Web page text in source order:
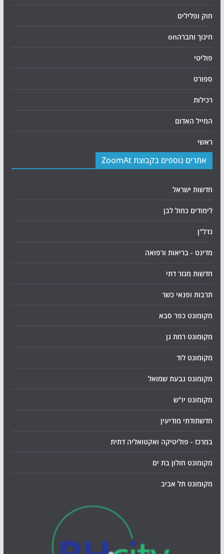
חוק ופלילים
חינוך וחברהon
פוליטי
ספורט
רכילות
המייל האדום
ראשי
אתרים נוספים בקבוצת ZoomAt
חדשות ישראל
לימודים כחול לבן
נדל"ן
מדינט - בריאות ורפואה
חדשות מגזר דתי
תרבות ופנאי כשר
מקומונט כפר סבא
מקומונט רמת גן
מקומונט לוד
מקומונט גבעת שמואל
מקומונט יו"ש
חדשתודתי מודיעין
במרכז - פוליטיקה ואקטואליה דתית
מקומונט חולון בת ים
מקומונט תל אביב